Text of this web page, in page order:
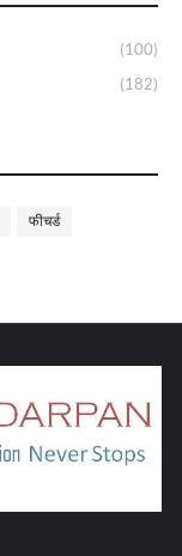
(100)
(182)
फीचर्ड